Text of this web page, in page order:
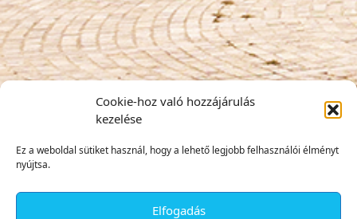
Cookie-hoz való hozzájárulás
kezelése
Ez a weboldal sütiket használ, hogy a lehető legjobb felhasználói élményt
nyújtsa.
Elfogadás